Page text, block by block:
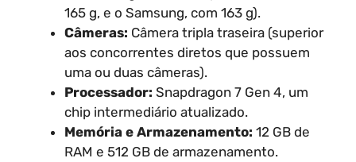
165 g, e o Samsung, com 163 g).
Câmeras: Câmera tripla traseira (superior
aos concorrentes diretos que possuem
uma ou duas câmeras).
Processador: Snapdragon 7 Gen 4, um
chip intermediário atualizado.
Memória e Armazenamento: 12 GB de
RAM e 512 GB de armazenamento.